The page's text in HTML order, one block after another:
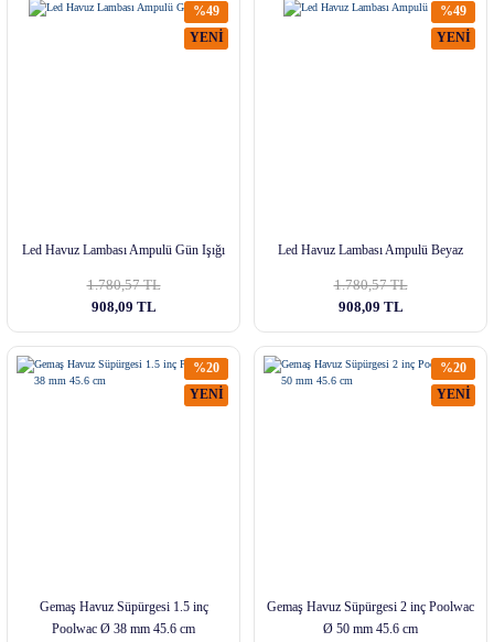
%49
YENİ
Led Havuz Lambası Ampulü Gün Işığı
1.780,57 TL
908,09 TL
%49
YENİ
Led Havuz Lambası Ampulü Beyaz
1.780,57 TL
908,09 TL
%20
YENİ
Gemaş Havuz Süpürgesi 1.5 inç
Poolwac Ø 38 mm 45.6 cm
%20
YENİ
Gemaş Havuz Süpürgesi 2 inç Poolwac
Ø 50 mm 45.6 cm